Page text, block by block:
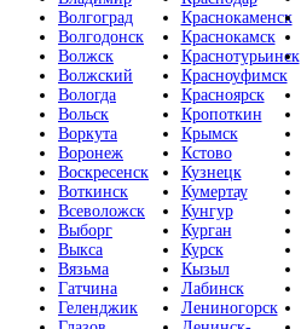
Волгоград
Волгодонск
Волжск
Волжский
Вологда
Вольск
Воркута
Воронеж
Воскресенск
Воткинск
Всеволожск
Выборг
Выкса
Вязьма
Гатчина
Геленджик
Краснокаменск
Краснокамск
Краснотурьинск
Красноуфимск
Красноярск
Кропоткин
Крымск
Кстово
Кузнецк
Кумертау
Кунгур
Курган
Курск
Кызыл
Лабинск
Лениногорск